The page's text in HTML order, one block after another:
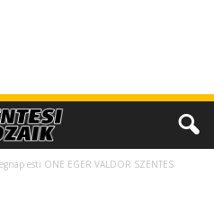
esti ONE EGER VALDOR SZENTES